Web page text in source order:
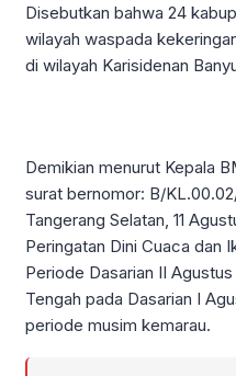
Disebutkan bahwa 24
wilayah waspada
di wilayah Karisidenan
Demikian menurut Kepala
surat bernomor: B/
Tangerang Selatan, 11
Peringatan Dini Cuaca dan
Periode Dasarian II
Tengah pada Dasarian I
periode musim kemarau.